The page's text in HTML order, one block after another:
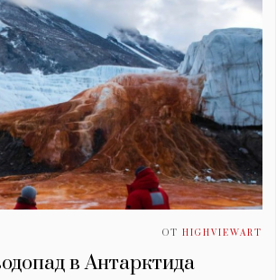
ОТ HIGHVIEWART
в Антарктида